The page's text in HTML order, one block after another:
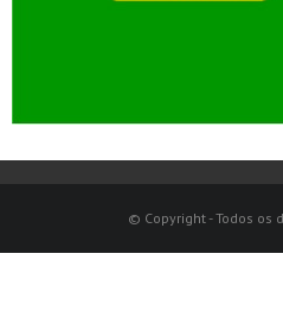
© Copyright - Todos os